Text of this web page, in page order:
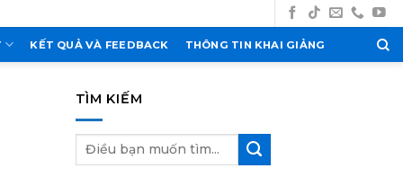
KẾT QUẢ VÀ FEEDBACK THÔNG TIN KHAI GIẢNG
TÌM KIẾM